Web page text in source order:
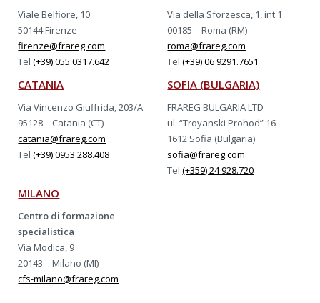
Viale Belfiore, 10
50144 Firenze
firenze@frareg.com
Tel(+39) 055.0317.642
Via della Sforzesca, 1, int.1
00185 – Roma (RM)
roma@frareg.com
Tel(+39) 06 9291.7651
CATANIA
Via Vincenzo Giuffrida, 203/A
95128 – Catania (CT)
catania@frareg.com
Tel(+39) 0953 288.408
SOFIA (BULGARIA)
FRAREG BULGARIA LTD
ul. “Troyanski Prohod” 16
1612 Sofia (Bulgaria)
sofia@frareg.com
Tel(+359) 24 928.720
MILANO
Centro di formazione
specialistica
Via Modica, 9
20143 – Milano (MI)
cfs-milano@frareg.com